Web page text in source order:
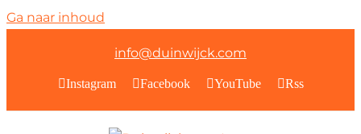
Ga naar inhoud
info@duinwijck.com
Instagram Facebook YouTube Rss